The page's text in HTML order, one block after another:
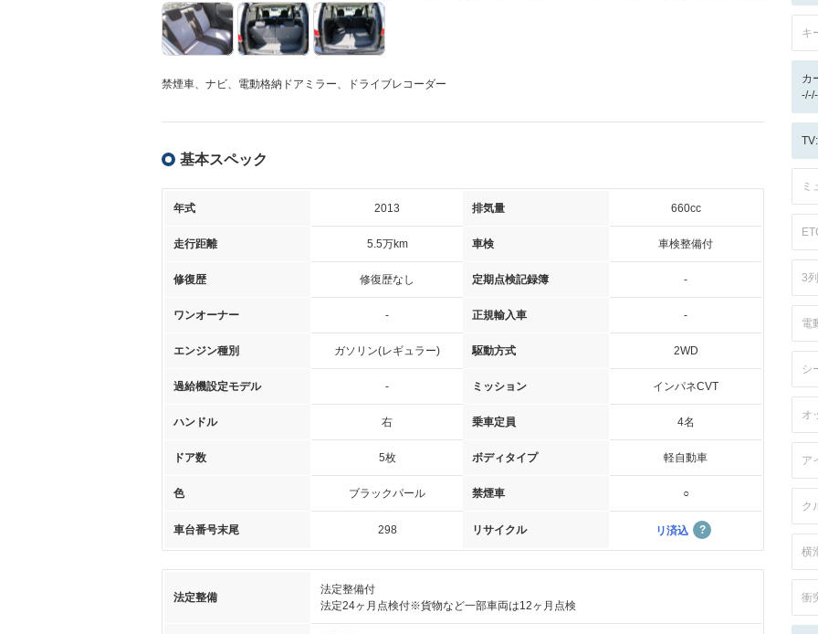
禁煙車、ナビ、電動格納ドアミラー、ドライブレコーダー
基本スペック
年式 2013 排気量 660cc
走行距離 5.5万km 車検 車検整備付
修復歴 修復歴なし 定期点検記録簿 -
ワンオーナー - 正規輸入車 -
エンジン種別 ガソリン(レギュラー) 駆動方式 2WD
過給機設定モデル - ミッション インパネCVT
ハンドル 右 乗車定員 4名
ドア数 5枚 ボディタイプ 軽自動車
色 ブラックパール 禁煙車 ○
車台番号末尾 298 リサイクル リ済込
法定整備
法定整備付
法定24ヶ月点検付※貨物など一部車両は12ヶ月点検
キ
カ
ミ
3
電
シ
オ
ア
ク
横
衝